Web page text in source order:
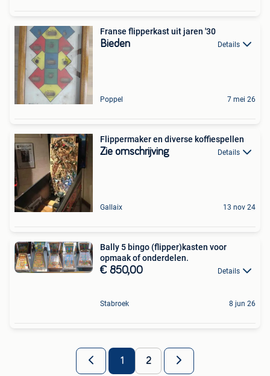
Franse flipperkast uit jaren '30
Bieden Details
Poppel 7 mei 26
Flippermaker en diverse koffiespellen
Zie omschrijving Details
Gallaix 13 nov 24
Bally 5 bingo (flipper)kasten voor
opmaak of onderdelen.
€ 850,00 Details
Stabroek 8 jun 26
1 2